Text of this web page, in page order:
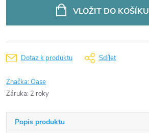
VLOŽIT DO KOŠÍKU
Dotaz k produktu Sdílet
Značka:Oase
Záruka: 2 roky
Popis produktu